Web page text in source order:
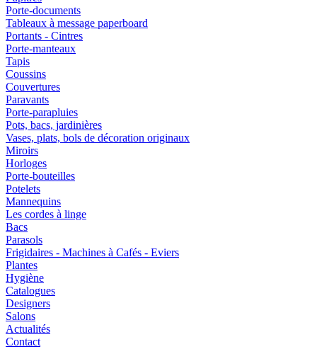
Porte-documents
Tableaux à message paperboard
Portants - Cintres
Porte-manteaux
Tapis
Coussins
Couvertures
Paravants
Porte-parapluies
Pots, bacs, jardinières
Vases, plats, bols de décoration originaux
Miroirs
Horloges
Porte-bouteilles
Potelets
Mannequins
Les cordes à linge
Bacs
Parasols
Frigidaires - Machines à Cafés - Eviers
Plantes
Hygiène
Catalogues
Designers
Salons
Actualités
Contact